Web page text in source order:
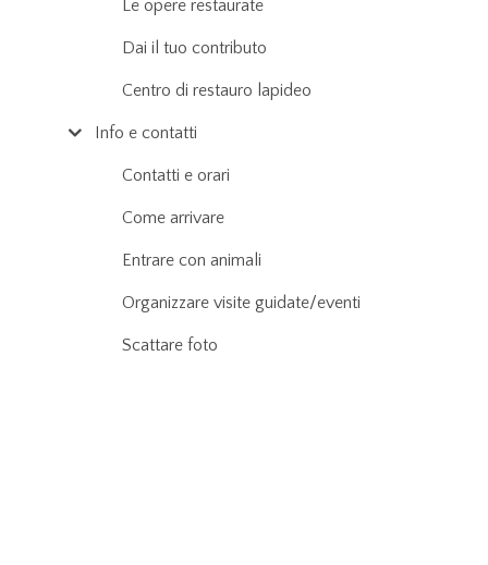
Le opere restaurate
Dai il tuo contributo
Centro di restauro lapideo
Info e contatti
Contatti e orari
Come arrivare
Entrare con animali
Organizzare visite guidate/eventi
Scattare foto